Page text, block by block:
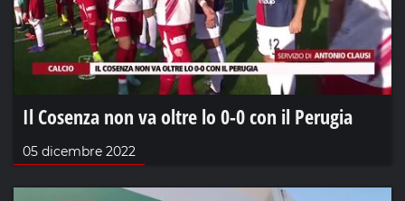
Il Cosenza non va oltre lo 0-0 con il Perugia
05 dicembre 2022